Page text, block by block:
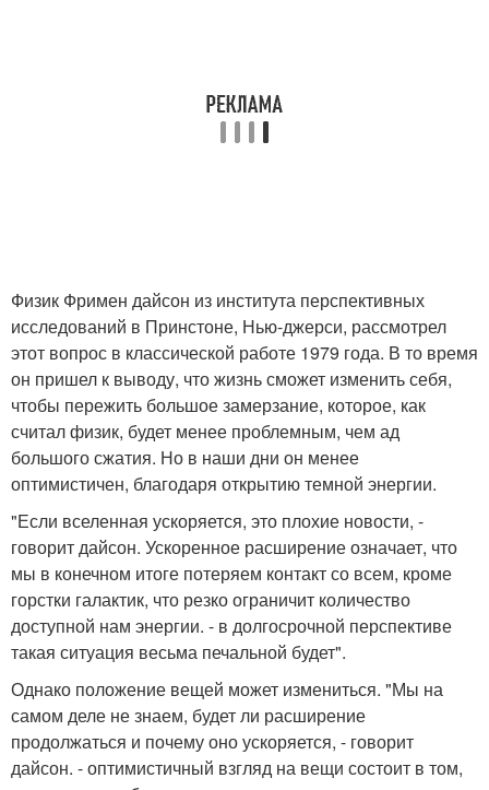
Физик Фримен дайсон из института перспективных
исследований в Принстоне, Нью-джерси, рассмотрел
этот вопрос в классической работе 1979 года. В то время
он пришел к выводу, что жизнь сможет изменить себя,
чтобы пережить большое замерзание, которое, как
считал физик, будет менее проблемным, чем ад
большого сжатия. Но в наши дни он менее
оптимистичен, благодаря открытию темной энергии.
"Если вселенная ускоряется, это плохие новости, -
говорит дайсон. Ускоренное расширение означает, что
мы в конечном итоге потеряем контакт со всем, кроме
горстки галактик, что резко ограничит количество
доступной нам энергии. - в долгосрочной перспективе
такая ситуация весьма печальной будет".
Однако положение вещей может измениться. "Мы на
самом деле не знаем, будет ли расширение
продолжаться и почему оно ускоряется, - говорит
дайсон. - оптимистичный взгляд на вещи состоит в том,